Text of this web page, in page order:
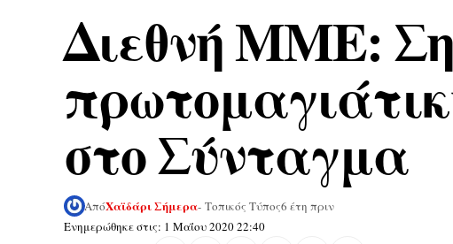
Διεθνή ΜΜΕ:
στο Σύνταγμα
Ενημερώθηκε στις: 1 Μαΐου 2020 22:40
ΑπόΧαϊδάρι Σήμερα- Τοπικός Τύπος6 έτη πριν